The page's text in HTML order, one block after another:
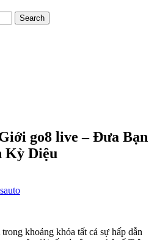
Search
go8 live – Đưa Bạn
Kỳ Diệu
khoảng khóa tất cả sự hấp dẫn